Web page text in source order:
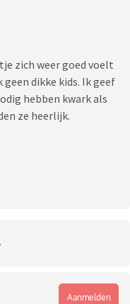
zich weer goed voelt
dikke kids. Ik geef
hebben kwark als
ze heerlijk.
Aanmelden